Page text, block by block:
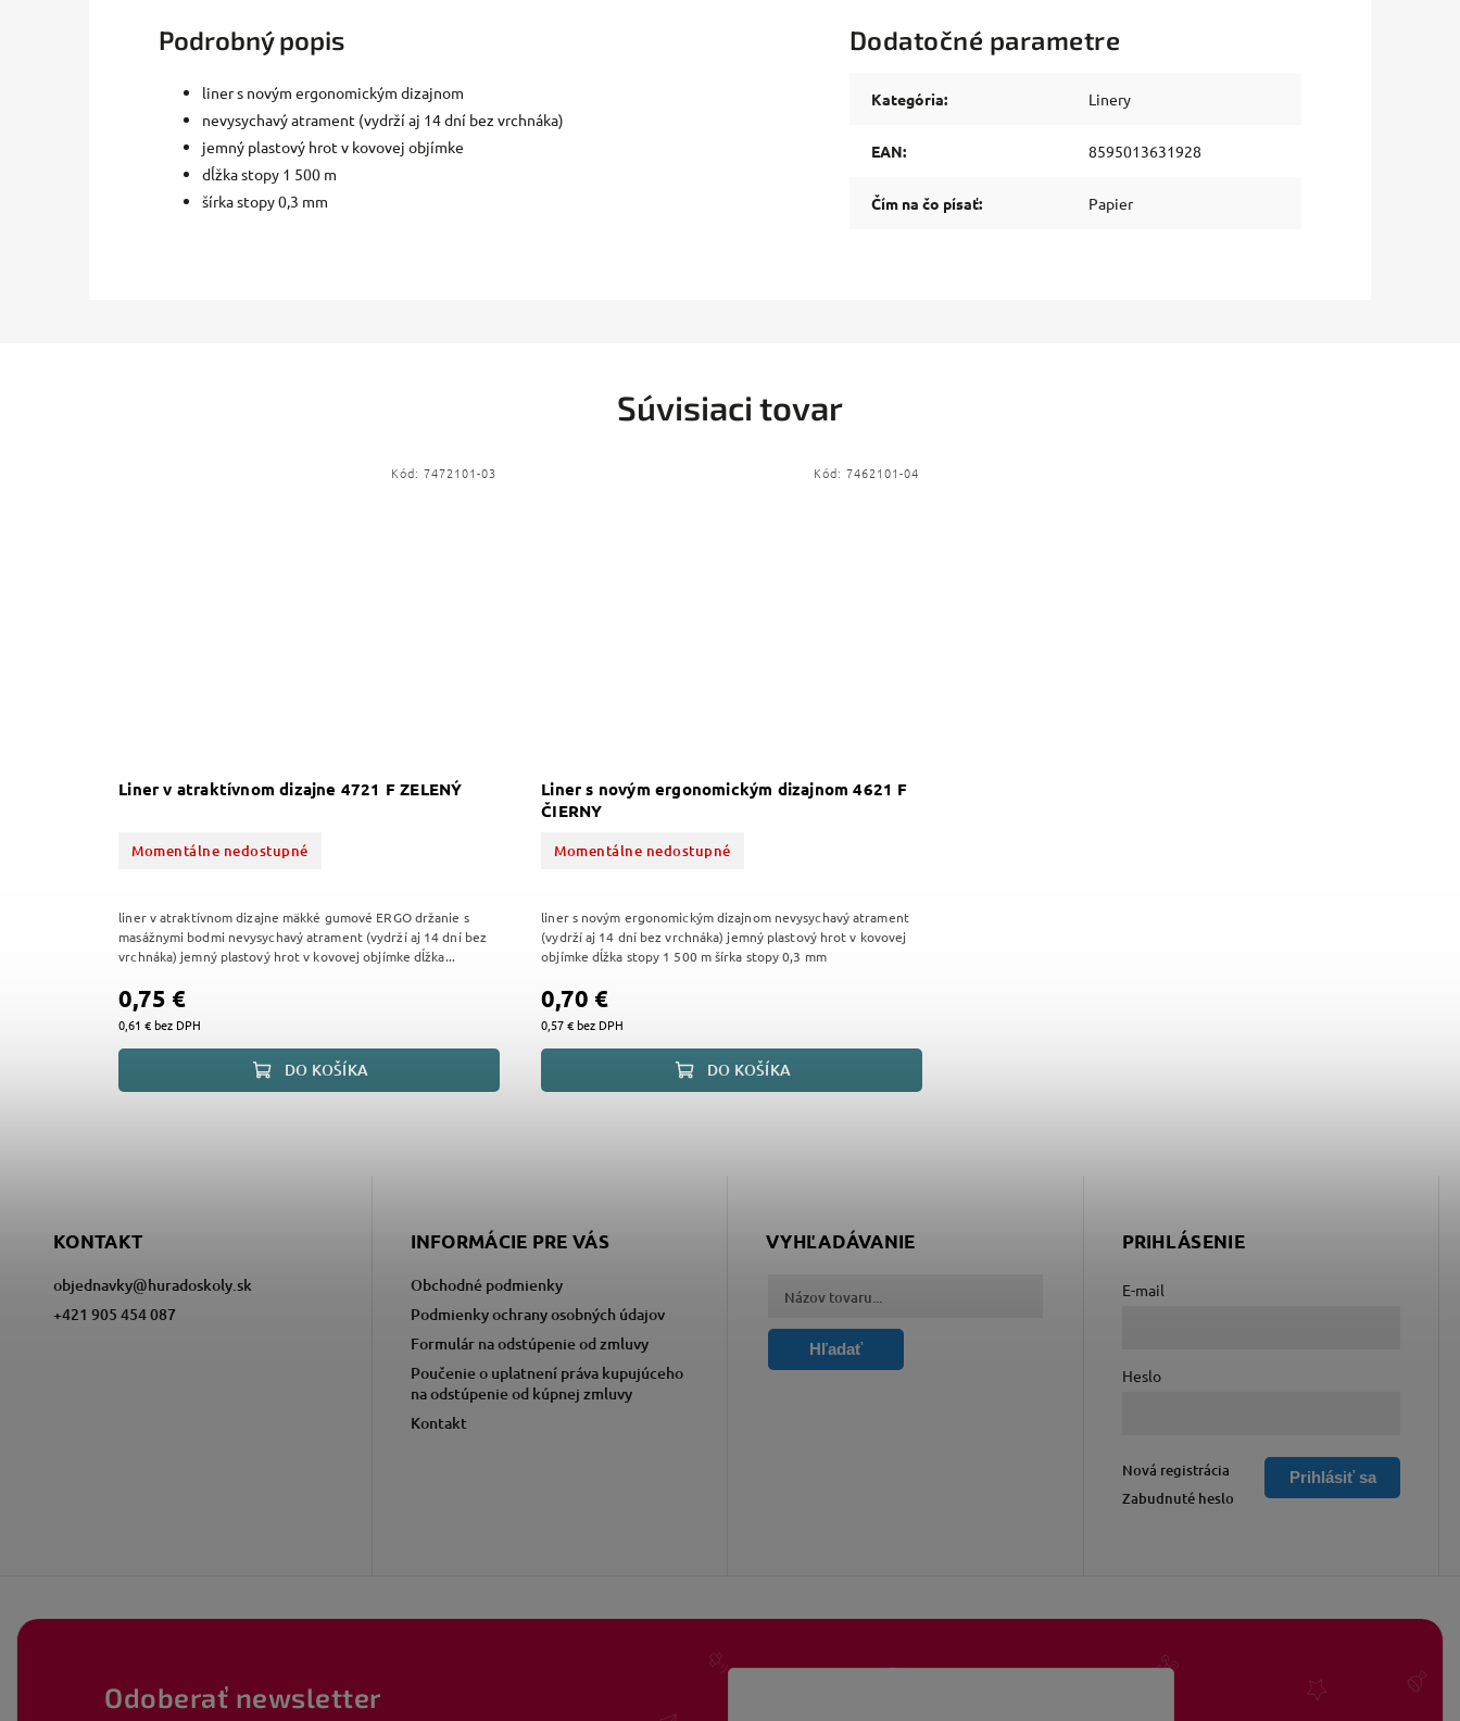
Podrobný popis
liner s novým ergonomickým dizajnom
nevysychavý atrament (vydrží aj 14 dní bez vrchnáka)
jemný plastový hrot v kovovej objímke
dĺžka stopy 1 500 m
šírka stopy 0,3 mm
Dodatočné parametre
Kategória: Linery
EAN: 8595013631928
Čím na čo písať: Papier
Súvisiaci tovar
Liner v atraktívnom dizajne 4721 F ZELENÝ
Momentálne nedostupné
0,61 € bez DPH
0,75 €
DO KOŠÍKA
liner v atraktívnom dizajne mäkké gumové ERGO držanie s
masážnymi bodmi nevysychavý atrament (vydrží aj 14 dní bez
vrchnáka) jemný plastový hrot v kovovej objímke dĺžka...
Kód:7472101-03
Liner s novým ergonomickým dizajnom 4621 F
ČIERNY
Momentálne nedostupné
0,57 € bez DPH
0,70 €
DO KOŠÍKA
liner s novým ergonomickým dizajnom nevysychavý atrament
(vydrží aj 14 dní bez vrchnáka) jemný plastový hrot v kovovej
objímke dĺžka stopy 1 500 m šírka stopy 0,3 mm
Kód:7462101-04
KONTAKT
objednavky@huradoskoly.sk
+421 905 454 087
INFORMÁCIE PRE VÁS
Obchodné podmienky
Podmienky ochrany osobných údajov
Formulár na odstúpenie od zmluvy
Poučenie o uplatnení práva kupujúceho
na odstúpenie od kúpnej zmluvy
Kontakt
Odoberať newsletter
VYHĽADÁVANIE
Hľadať
PRIHLÁSENIE
E-mail
Heslo
Prihlásiť sa
Nová registrácia
Zabudnuté heslo